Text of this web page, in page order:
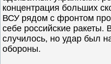
концентрация больших
ВСУ рядом с фронтом
себе российские ракеты.
случилось, но удар был
обороны.